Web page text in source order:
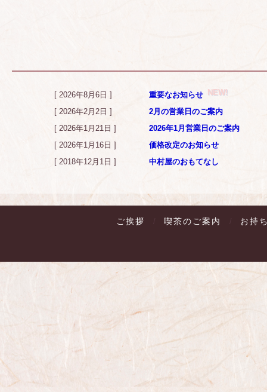
[ 2026年8月6日 ] 重要なお知らせ
[ 2026年2月2日 ] 2月の営業日のご案内
[ 2026年1月21日 ] 2026年1月営業日のご案内
[ 2026年1月16日 ] 価格改定のお知らせ
[ 2018年12月1日 ] 中村屋のおもてなし
ご挨拶 喫茶のご案内 お持